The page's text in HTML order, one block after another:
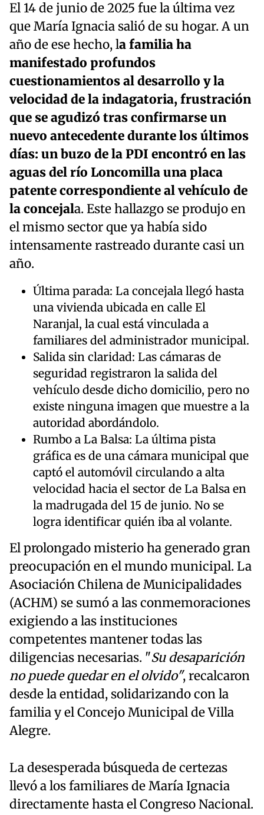
El 14 de junio de 2025 fue la última vez
que María Ignacia salió de su hogar. A un
año de ese hecho, la familia ha
manifestado profundos
cuestionamientos al desarrollo y la
velocidad de la indagatoria, frustración
que se agudizó tras confirmarse un
nuevo antecedente durante los últimos
días: un buzo de la PDI encontró en las
aguas del río Loncomilla una placa
patente correspondiente al vehículo de
la concejala. Este hallazgo se produjo en
el mismo sector que ya había sido
intensamente rastreado durante casi un
año.
Última parada: La concejala llegó hasta
una vivienda ubicada en calle El
Naranjal, la cual está vinculada a
familiares del administrador municipal.
Salida sin claridad: Las cámaras de
seguridad registraron la salida del
vehículo desde dicho domicilio, pero no
existe ninguna imagen que muestre a la
autoridad abordándolo.
Rumbo a La Balsa: La última pista
gráfica es de una cámara municipal que
captó el automóvil circulando a alta
velocidad hacia el sector de La Balsa en
la madrugada del 15 de junio. No se
logra identificar quién iba al volante.
El prolongado misterio ha generado gran
preocupación en el mundo municipal. La
Asociación Chilena de Municipalidades
(ACHM) se sumó a las conmemoraciones
exigiendo a las instituciones
competentes mantener todas las
diligencias necesarias. "Su desaparición
no puede quedar en el olvido", recalcaron
desde la entidad, solidarizando con la
familia y el Concejo Municipal de Villa
Alegre.
La desesperada búsqueda de certezas
llevó a los familiares de María Ignacia
directamente hasta el Congreso Nacional.